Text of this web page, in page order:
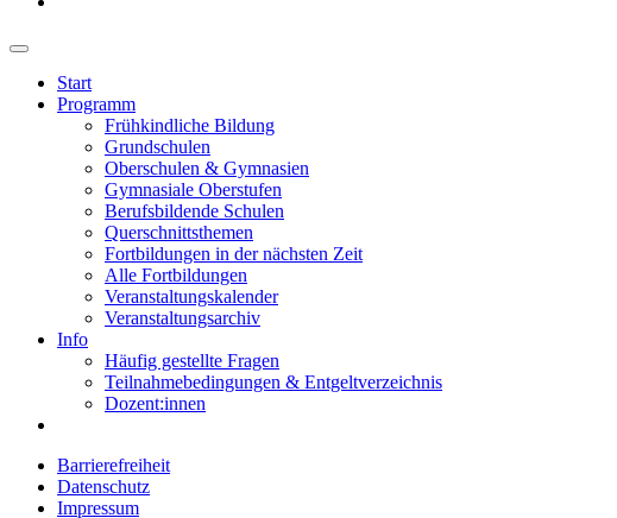
Start
Programm
Frühkindliche Bildung
Grundschulen
Oberschulen & Gymnasien
Gymnasiale Oberstufen
Berufsbildende Schulen
Querschnittsthemen
Fortbildungen in der nächsten Zeit
Alle Fortbildungen
Veranstaltungskalender
Veranstaltungsarchiv
Info
Häufig gestellte Fragen
Teilnahmebedingungen & Entgeltverzeichnis
Dozent:innen
Barrierefreiheit
Datenschutz
Impressum